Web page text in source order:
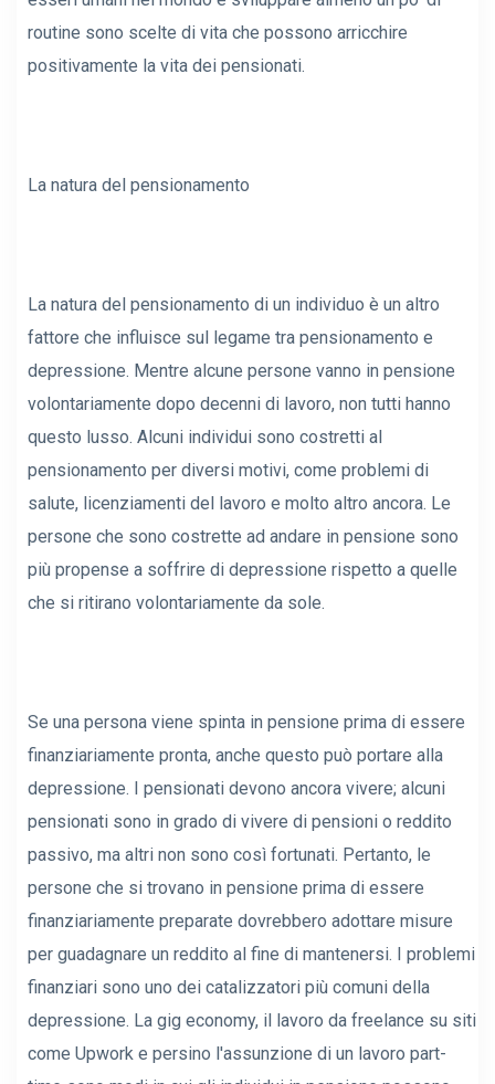
routine sono scelte di vita che possono arricchire
positivamente la vita dei pensionati.
La natura del pensionamento
La natura del pensionamento di un individuo è un altro
fattore che influisce sul legame tra pensionamento e
depressione. Mentre alcune persone vanno in pensione
volontariamente dopo decenni di lavoro, non tutti hanno
questo lusso. Alcuni individui sono costretti al
pensionamento per diversi motivi, come problemi di
salute, licenziamenti del lavoro e molto altro ancora. Le
persone che sono costrette ad andare in pensione sono
più propense a soffrire di depressione rispetto a quelle
che si ritirano volontariamente da sole.
Se una persona viene spinta in pensione prima di essere
finanziariamente pronta, anche questo può portare alla
depressione. I pensionati devono ancora vivere; alcuni
pensionati sono in grado di vivere di pensioni o reddito
passivo, ma altri non sono così fortunati. Pertanto, le
persone che si trovano in pensione prima di essere
finanziariamente preparate dovrebbero adottare misure
per guadagnare un reddito al fine di mantenersi. I problemi
finanziari sono uno dei catalizzatori più comuni della
depressione. La gig economy, il lavoro da freelance su siti
come Upwork e persino l'assunzione di un lavoro part-